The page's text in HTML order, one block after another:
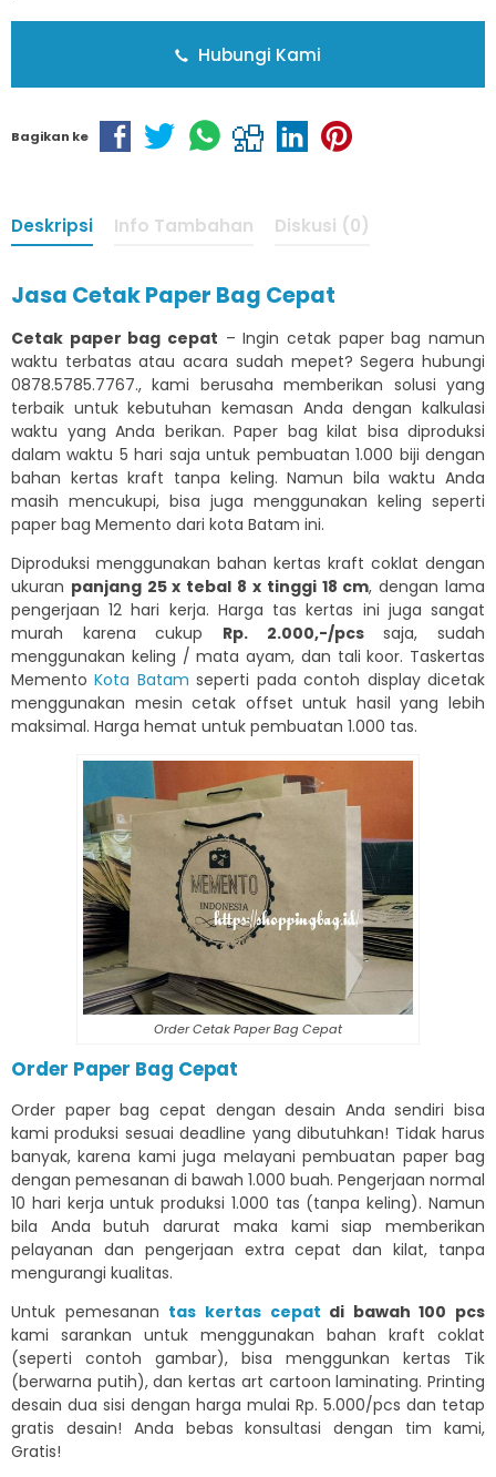
Hubungi Kami
Bagikan ke
Deskripsi Info Tambahan Diskusi (0)
Jasa Cetak Paper Bag Cepat
Cetak paper bag cepat – Ingin cetak paper bag namun
waktu terbatas atau acara sudah mepet? Segera hubungi
0878.5785.7767., kami berusaha memberikan solusi yang
terbaik untuk kebutuhan kemasan Anda dengan kalkulasi
waktu yang Anda berikan. Paper bag kilat bisa diproduksi
dalam waktu 5 hari saja untuk pembuatan 1.000 biji dengan
bahan kertas kraft tanpa keling. Namun bila waktu Anda
masih mencukupi, bisa juga menggunakan keling seperti
paper bag Memento dari kota Batam ini.
Diproduksi menggunakan bahan kertas kraft coklat dengan
ukuran panjang 25 x tebal 8 x tinggi 18 cm, dengan lama
pengerjaan 12 hari kerja. Harga tas kertas ini juga sangat
murah karena cukup Rp. 2.000,-/pcssaja, sudah
menggunakan keling / mata ayam, dan tali koor. Taskertas
MementoKota Batam seperti pada contoh display dicetak
menggunakan mesin cetak offset untuk hasil yang lebih
maksimal. Harga hemat untuk pembuatan 1.000 tas.
Order Cetak Paper Bag Cepat
Order Paper Bag Cepat
Order paper bag cepat dengan desain Anda sendiri bisa
kami produksi sesuai deadline yang dibutuhkan! Tidak harus
banyak, karena kami juga melayani pembuatan paper bag
dengan pemesanan di bawah 1.000 buah. Pengerjaan normal
10 hari kerja untuk produksi 1.000 tas (tanpa keling). Namun
bila Anda butuh darurat maka kami siap memberikan
pelayanan dan pengerjaan extra cepat dan kilat, tanpa
mengurangi kualitas.
Untuk pemesanan tas kertas cepat di bawah 100 pcs
kami sarankan untuk menggunakan bahan kraft coklat
(seperti contoh gambar), bisa menggunkan kertas Tik
(berwarna putih), dan kertas art cartoon laminating. Printing
desain dua sisi dengan harga mulai Rp. 5.000/pcs dan tetap
gratis desain! Anda bebas konsultasi dengan tim kami,
Gratis!